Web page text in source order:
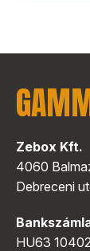
Zebox Kft.
4060
Debreceni
HU63